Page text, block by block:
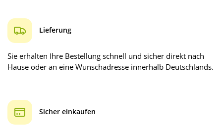
Lieferung
Sie erhalten Ihre Bestellung schnell und sicher direkt nach
Hause oder an eine Wunschadresse innerhalb Deutschlands.
Sicher einkaufen